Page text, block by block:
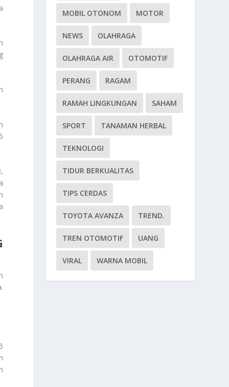
MOBIL OTONOM MOTOR
NEWS OLAHRAGA
OLAHRAGA AIR OTOMOTIF
PERANG RAGAM
RAMAH LINGKUNGAN SAHAM
SPORT TANAMAN HERBAL
TEKNOLOGI
TIDUR BERKUALITAS
TIPS CERDAS
TOYOTA AVANZA TREND.
TREN OTOMOTIF UANG
VIRAL WARNA MOBIL